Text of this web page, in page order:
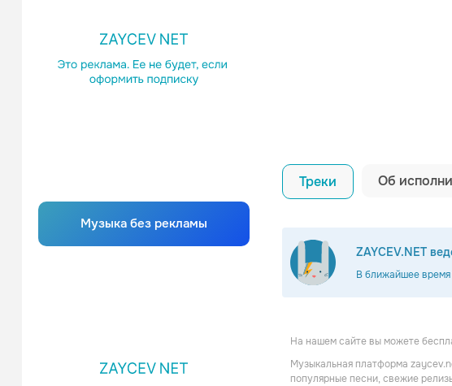
Музыка без рекламы
Треки Об
ZAYCEV.NET
В ближайшее время
IOWA
Поп
На нашем сайте вы можете
Музыкальная платформа
популярные песни, свежие